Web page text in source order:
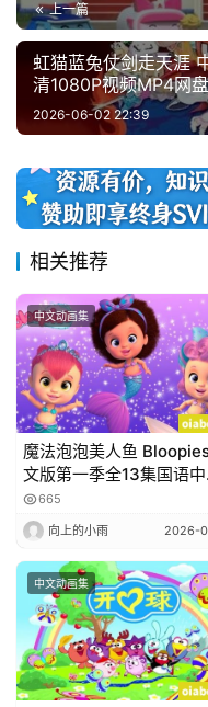
上一篇
虹猫蓝兔仗剑走天涯
清1080P视频MP4网
2026-06-02 22:39
相关推荐
中文动画集
魔法泡泡美人鱼
文版第一季全13集国语中
高清1080P视频MP4下载
665
向上的小雨 2026-
中文动画集